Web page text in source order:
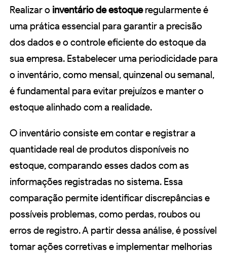
Realizar o inventário de estoqueregularmente é
uma prática essencial para garantir a precisão
dos dados e o controle eficiente do estoque da
sua empresa. Estabelecer uma periodicidade para
o inventário, como mensal, quinzenal ou semanal,
é fundamental para evitar prejuízos e manter o
estoque alinhado com a realidade.
O inventário consiste em contar e registrar a
quantidade real de produtos disponíveis no
estoque, comparando esses dados com as
informações registradas no sistema. Essa
comparação permite identificar discrepâncias e
possíveis problemas, como perdas, roubos ou
erros de registro. A partir dessa análise, é possível
tomar ações corretivas e implementar melhorias